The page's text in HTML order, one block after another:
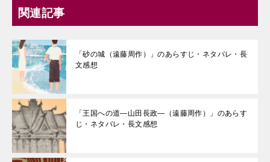
関連記事
「砂の城（遠藤周作）」のあらすじ・ネタバレ・長
文感想
「王国への道―山田長政―（遠藤周作）」のあらす
じ・ネタバレ・長文感想